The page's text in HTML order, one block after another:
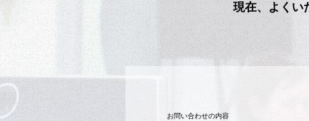
現在、よくい
お問い合わせの内容